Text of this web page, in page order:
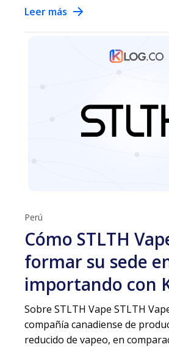
Leer más
Perú
Cómo STLTH
formar su sede
importando con
Sobre STLTH Vape STLTH
compañía canadiense de
reducido de vapeo, en